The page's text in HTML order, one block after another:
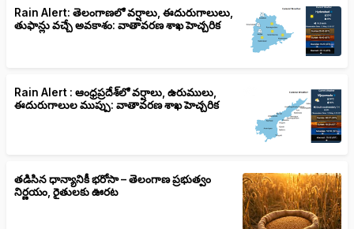
Rain Alert: తెలంగాణలో వర్షాలు, ఈదురుగాలులు,
తుఫాన్లు వచ్చే అవకాశం: వాతావరణ శాఖ హెచ్చరిక
Rain Alert : ఆంధ్రప్రదేశ్‌లో వర్షాలు, ఉరుములు,
ఈదురుగాలుల ముప్పు: వాతావరణ శాఖ హెచ్చరిక
తడిసిన ధాన్యానికీ భరోసా – తెలంగాణ ప్రభుత్వం
నిర్ణయం, రైతులకు ఊరట